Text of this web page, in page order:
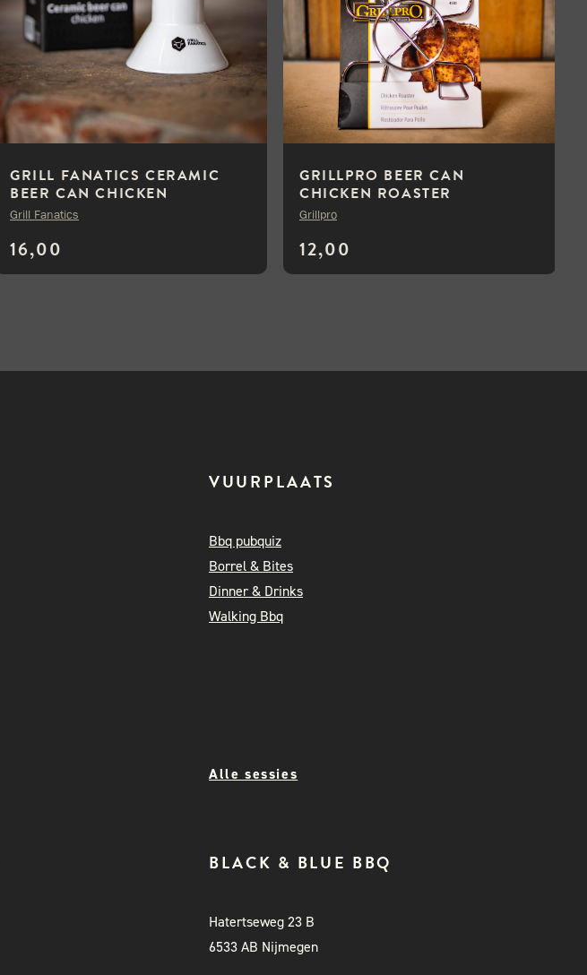
GRILL FANATICS CERAMIC
BEER CAN CHICKEN
16,00
Grill Fanatics
GRILLPRO BEER CAN
CHICKEN ROASTER
12,00
Grillpro
VUURPLAATS
Bbq pubquiz
Borrel & Bites
Dinner & Drinks
Walking Bbq
Alle sessies
BLACK & BLUE BBQ
Hatertseweg 23 B
6533 AB Nijmegen